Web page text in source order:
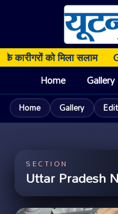
Guwahati: ऊपरी असम में
Home Gallery
Home Gallery
SECTION
Uttar Pradesh